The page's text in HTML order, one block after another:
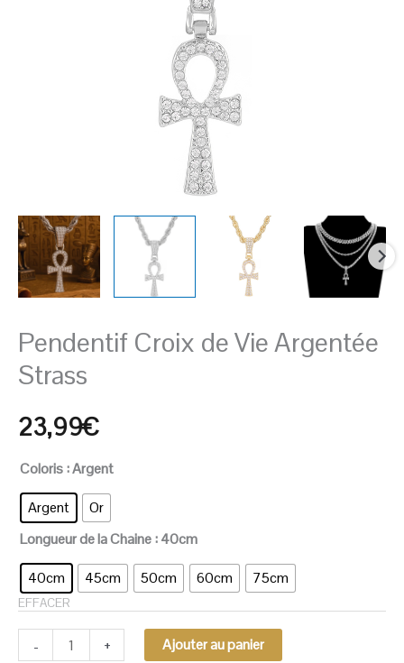
Pendentif Croix de Vie Argentée
Strass
23,99€
Coloris: Argent
Argent
Or
Longueur de la Chaine: 40cm
40cm 45cm 50cm 60cm 75cm
EFFACER
- + Ajouter au panier